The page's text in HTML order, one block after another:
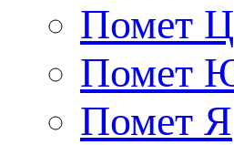
Помет Ц
Помет
Помет Я